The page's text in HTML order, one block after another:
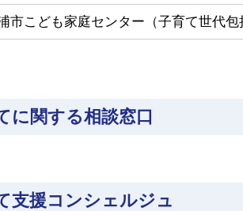
市こども家庭センター（子育て世代包
に関する相談窓口
支援コンシェルジュ